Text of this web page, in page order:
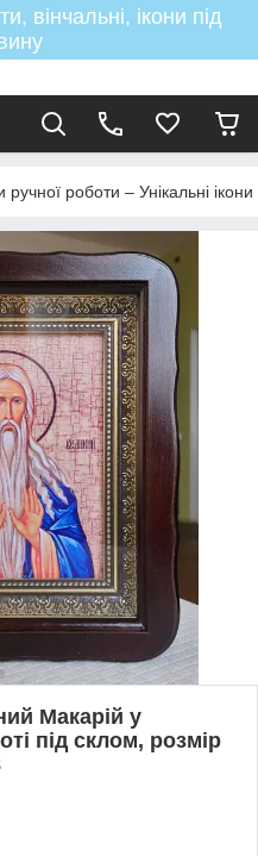
вінчальні, ікони під
ручної роботи – Унікальні
Макарій у
під склом, розмір